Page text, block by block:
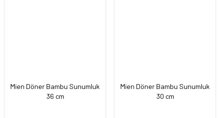
Mien Döner Bambu Sunumluk
36 cm
Mien Döner Bambu Sunumluk
30 cm